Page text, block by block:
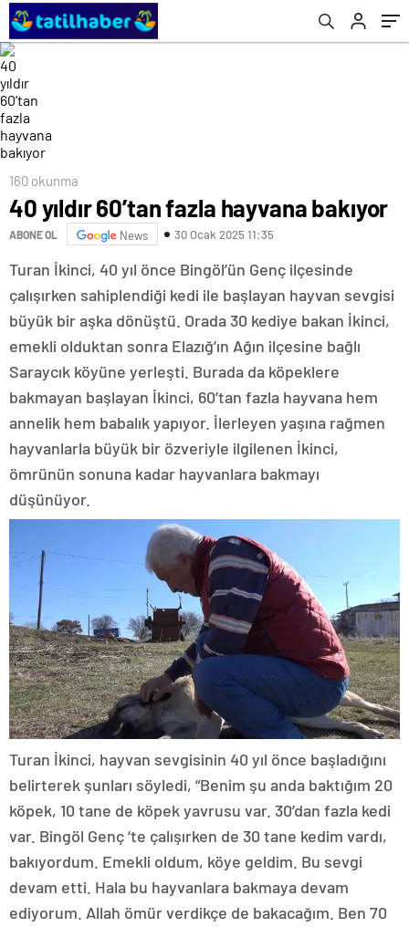
160 okunma
40 yıldır 60’tan fazla hayvana bakıyor
ABONE OL News 30 Ocak 2025 11:35
Turan İkinci, 40 yıl önce Bingöl’ün Genç ilçesinde
çalışırken sahiplendiği kedi ile başlayan hayvan sevgisi
büyük bir aşka dönüştü. Orada 30 kediye bakan İkinci,
emekli olduktan sonra Elazığ’ın Ağın ilçesine bağlı
Saraycık köyüne yerleşti. Burada da köpeklere
bakmayan başlayan İkinci, 60’tan fazla hayvana hem
annelik hem babalık yapıyor. İlerleyen yaşına rağmen
hayvanlarla büyük bir özveriyle ilgilenen İkinci,
ömrünün sonuna kadar hayvanlara bakmayı
düşünüyor.
Turan İkinci, hayvan sevgisinin 40 yıl önce başladığını
belirterek şunları söyledi, “Benim şu anda baktığım 20
köpek, 10 tane de köpek yavrusu var. 30’dan fazla kedi
var. Bingöl Genç ‘te çalışırken de 30 tane kedim vardı,
bakıyordum. Emekli oldum, köye geldim. Bu sevgi
devam etti. Hala bu hayvanlara bakmaya devam
ediyorum. Allah ömür verdikçe de bakacağım. Ben 70